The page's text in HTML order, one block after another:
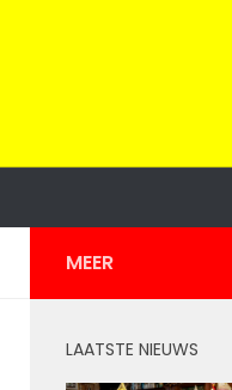
MEER
LAATSTE NIEUWS